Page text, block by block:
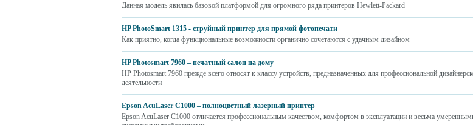
Данная модель явилась базовой платформой для огромного ряда принтеров Hewlett-Packard
HP PhotoSmart 1315 - струйный принтер для прямой фотопечати
Как приятно, когда функциональные возможности органично сочетаются с удачным дизайном
HP Photosmart 7960 – печатный салон на дому
HP Photosmart 7960 прежде всего относят к классу устройств, предназначенных для профессиональной
деятельности
Epson AcuLaser C1000 – полноцветный лазерный принтер
Epson AcuLaser C1000 отличается профессиональным качеством, комфортом в эксплуатации и весьма